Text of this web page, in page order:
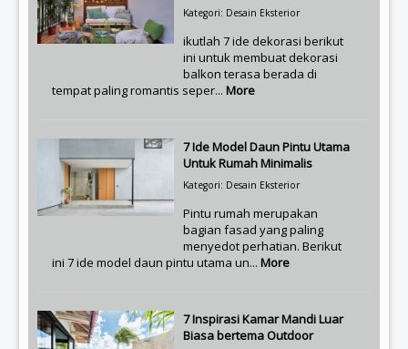
Kategori: Desain Eksterior
ikutlah 7 ide dekorasi berikut
ini untuk membuat dekorasi
balkon terasa berada di
tempat paling romantis seper... More
7 Ide Model Daun Pintu Utama
Untuk Rumah Minimalis
Kategori: Desain Eksterior
Pintu rumah merupakan
bagian fasad yang paling
menyedot perhatian. Berikut
ini 7 ide model daun pintu utama un... More
7 Inspirasi Kamar Mandi Luar
Biasa bertema Outdoor